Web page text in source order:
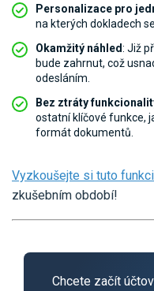
Personalizace pro
na kterých dokladech
Okamžitý náhled: Již
bude zahrnut, což
odesláním.
Bez ztráty
ostatní klíčové funkce,
formát dokumentů.
Vyzkoušejte si tuto
zkušebním období!
Chcete začít